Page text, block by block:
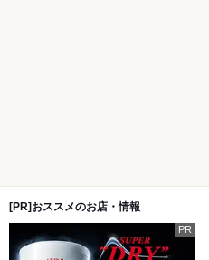
[PR]おススメのお店・情報
PR